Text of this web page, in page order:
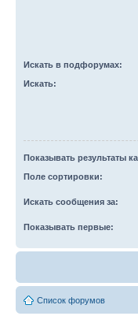
Искать в подфорумах:
Искать:
Показывать результаты
Поле сортировки:
Искать сообщения за:
Показывать первые:
Список форумов